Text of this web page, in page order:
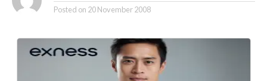
Posted on 20 November 2008